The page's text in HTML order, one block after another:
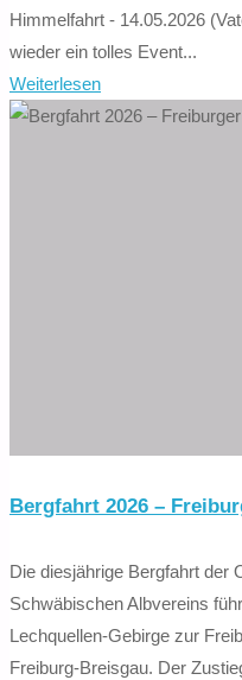
Himmelfahrt - 14.05.2026
wieder ein tolles Event...
Weiterlesen"Maihock
&
Bergfahrt 2026 –
Die diesjährige Bergfahrt der
Schwäbischen Albvereins
Lechquellen-Gebirge zur
Freiburg-Breisgau. Der